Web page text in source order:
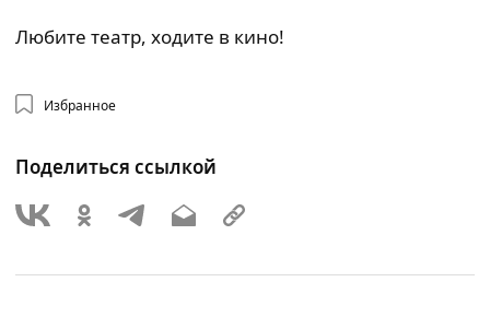
Любите театр, ходите в кино!
Избранное
Поделиться ссылкой